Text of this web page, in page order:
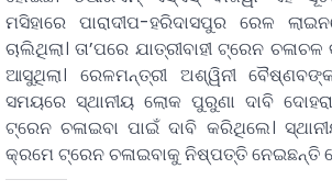
ମସିହାରେ ପାରାଦୀପ-ହରିଦାସପୁର ରେଳ
ଚାଲିଥିଲା। ତା’ପରେ ଯାତ୍ରୀବାହୀ ଟ୍ରେନ
ଆସୁଥିଲା। ରେଳମନ୍ତ୍ରୀ ଅଶ୍ୱିନୀ
ସମୟରେ ସ୍ଥାନୀୟ ଲୋକ ପୁରୁଣା ଦାବି
ଟ୍ରେନ ଚଳାଇବା ପାଇଁ ଦାବି କରିଥିଲେ।
କ୍ରମେ ଟ୍ରେନ ଚଳାଇବାକୁ ନିଷ୍ପତ୍ତି ନେଇଛନ୍ତି